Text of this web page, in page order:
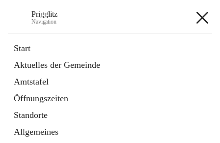
Prigglitz
Navigation
Start
Aktuelles der Gemeinde
Amtstafel
Öffnungszeiten
Standorte
Allgemeines
Externe Webseite
in
Tab
Gemeindezeitung
Ordner
öffnet
in
neuem
Tab